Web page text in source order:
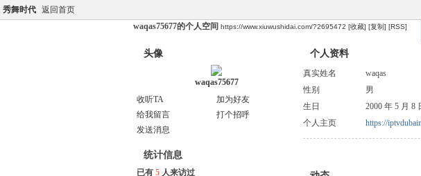
秀舞时代 返回首页
waqas75677的个人空间 https://www.xiuwushidai.com/?2695472 [收藏] [复制] [RSS]
头像
waqas75677
收听TA
加为好友
给我留言
打个招呼
发送消息
统计信息
已有 5 人来访过
个人资料
真实姓名
waqas
性别
男
生日
2000 年 5 月 8
个人主页
https://